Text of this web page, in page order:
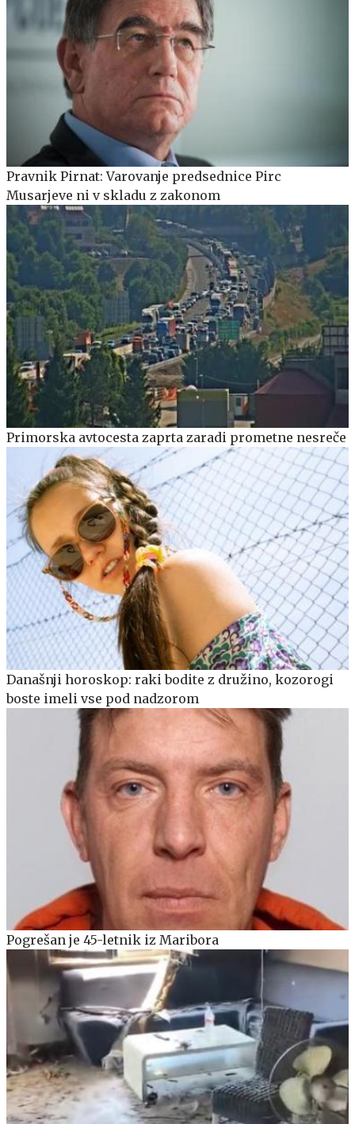
Pravnik Pirnat: Varovanje predsednice Pirc
Musarjeve ni v skladu z zakonom
Primorska avtocesta zaprta zaradi prometne nesreče
Današnji horoskop: raki bodite z družino, kozorogi
boste imeli vse pod nadzorom
Pogrešan je 45-letnik iz Maribora